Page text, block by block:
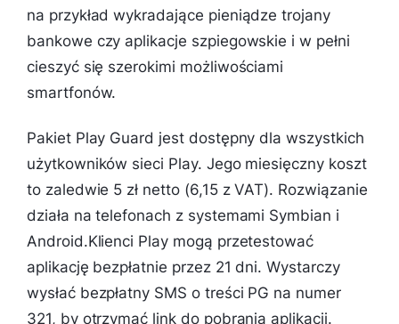
na przykład wykradające pieniądze trojany
bankowe czy aplikacje szpiegowskie i w pełni
cieszyć się szerokimi możliwościami
smartfonów.
Pakiet Play Guard jest dostępny dla wszystkich
użytkowników sieci Play. Jego miesięczny koszt
to zaledwie 5 zł netto (6,15 z VAT). Rozwiązanie
działa na telefonach z systemami Symbian i
Android.Klienci Play mogą przetestować
aplikację bezpłatnie przez 21 dni. Wystarczy
wysłać bezpłatny SMS o treści PG na numer
321, by otrzymać link do pobrania aplikacji.